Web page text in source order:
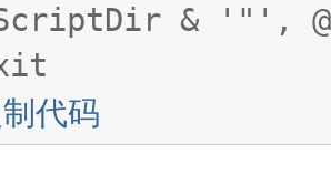
& '"',
代码